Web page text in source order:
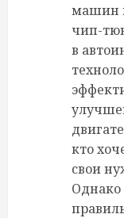
машин
чип-
в
кто
свои
Однако